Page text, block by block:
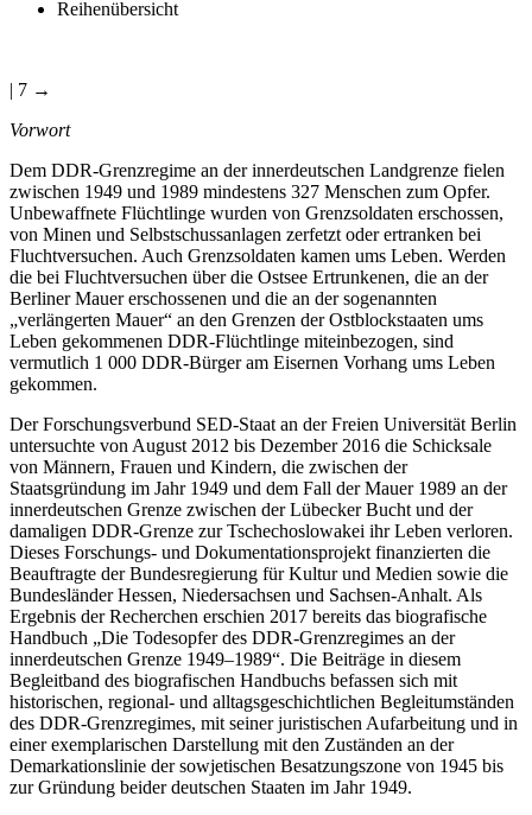
Reihenübersicht
| 7 →
Vorwort
Dem DDR-Grenzregime an der innerdeutschen Landgrenze fielen
zwischen 1949 und 1989 mindestens 327 Menschen zum Opfer.
Unbewaffnete Flüchtlinge wurden von Grenzsoldaten erschossen,
von Minen und Selbstschussanlagen zerfetzt oder ertranken bei
Fluchtversuchen. Auch Grenzsoldaten kamen ums Leben. Werden
die bei Fluchtversuchen über die Ostsee Ertrunkenen, die an der
Berliner Mauer erschossenen und die an der sogenannten
„verlängerten Mauer“ an den Grenzen der Ostblockstaaten ums
Leben gekommenen DDR-Flüchtlinge miteinbezogen, sind
vermutlich 1 000 DDR-Bürger am Eisernen Vorhang ums Leben
gekommen.
Der Forschungsverbund SED-Staat an der Freien Universität Berlin
untersuchte von August 2012 bis Dezember 2016 die Schicksale
von Männern, Frauen und Kindern, die zwischen der
Staatsgründung im Jahr 1949 und dem Fall der Mauer 1989 an der
innerdeutschen Grenze zwischen der Lübecker Bucht und der
damaligen DDR-Grenze zur Tschechoslowakei ihr Leben verloren.
Dieses Forschungs- und Dokumentationsprojekt finanzierten die
Beauftragte der Bundesregierung für Kultur und Medien sowie die
Bundesländer Hessen, Niedersachsen und Sachsen-Anhalt. Als
Ergebnis der Recherchen erschien 2017 bereits das biografische
Handbuch „Die Todesopfer des DDR-Grenzregimes an der
innerdeutschen Grenze 1949–1989“. Die Beiträge in diesem
Begleitband des biografischen Handbuchs befassen sich mit
historischen, regional- und alltagsgeschichtlichen Begleitumständen
des DDR-Grenzregimes, mit seiner juristischen Aufarbeitung und in
einer exemplarischen Darstellung mit den Zuständen an der
Demarkationslinie der sowjetischen Besatzungszone von 1945 bis
zur Gründung beider deutschen Staaten im Jahr 1949.